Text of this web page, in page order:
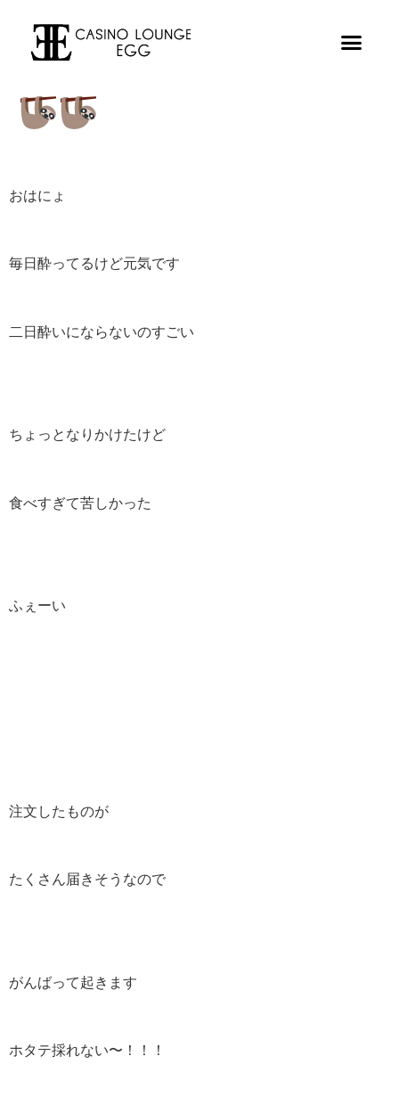
おはにょ
毎日酔ってるけど元気です
二日酔いにならないのすごい
ちょっとなりかけたけど
食べすぎて苦しかった
ふぇーい
注文したものが
たくさん届きそうなので
がんばって起きます
ホタテ採れない〜！！！